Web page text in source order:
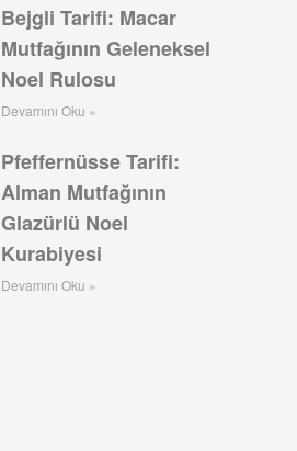
Bejgli Tarifi: Macar
Mutfağının Geleneksel
Noel Rulosu
Devamını Oku »
Pfeffernüsse Tarifi:
Alman Mutfağının
Glazürlü Noel
Kurabiyesi
Devamını Oku »